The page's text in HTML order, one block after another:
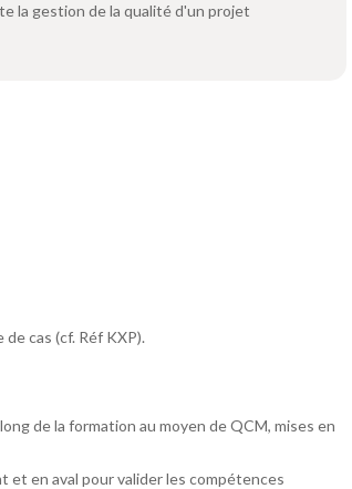
la gestion de la qualité d'un projet
cas (cf. Réf KXP).
de la formation au moyen de QCM, mises en
en aval pour valider les compétences